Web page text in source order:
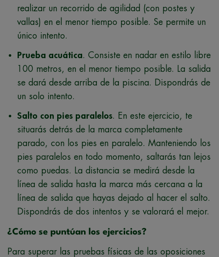
realizar un recorrido de agilidad (con postes y
vallas) en el menor tiempo posible. Se permite un
único intento.
Prueba acuática. Consiste en nadar en estilo libre
100 metros, en el menor tiempo posible. La salida
se dará desde arriba de la piscina. Dispondrás de
un solo intento.
Salto con pies paralelos. En este ejercicio, te
situarás detrás de la marca completamente
parado, con los pies en paralelo. Manteniendo los
pies paralelos en todo momento, saltarás tan lejos
como puedas. La distancia se medirá desde la
línea de salida hasta la marca más cercana a la
línea de salida que hayas dejado al hacer el salto.
Dispondrás de dos intentos y se valorará el mejor.
¿Cómo se puntúan los ejercicios?
Para superar las pruebas físicas de las oposiciones